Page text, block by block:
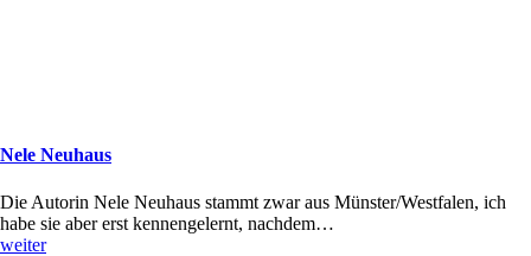
Nele Neuhaus
Die Autorin Nele Neuhaus stammt zwar aus Münster/Westfalen, ich
habe sie aber erst kennengelernt, nachdem…
weiter